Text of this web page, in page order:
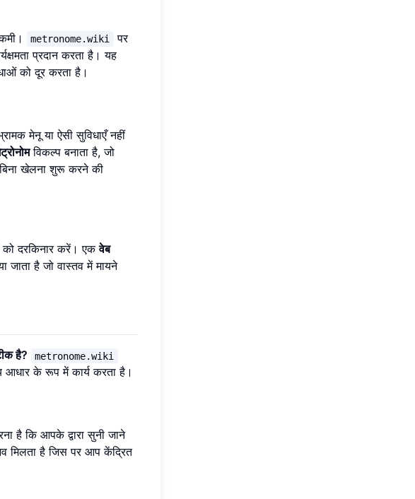
metronome.wiki
पर
प्रदान करता है। यह
को दूर करता है।
मेनू या ऐसी सुविधाएँ नहीं
विकल्प बनाता है, जो
खेलना शुरू करने की
को दरकिनार करें। एकवेब
है जो वास्तव में मायने
है? metronome.wiki
के रूप में कार्य करता है।
है कि आपके द्वारा सुनी जाने
मिलता है जिस पर आप केंद्रित